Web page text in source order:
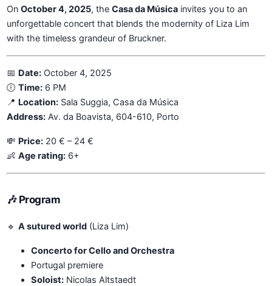
On October 4, 2025, the Casa da Música invites you to an
unforgettable concert that blends the modernity of Liza Lim
with the timeless grandeur of Bruckner.
📅 Date: October 4, 2025
🕕 Time: 6 PM
📍 Location: Sala Suggia, Casa da Música
Address: Av. da Boavista, 604-610, Porto
💸 Price: 20 € – 24 €
👶 Age rating: 6+
🎶 Program
🔹 A sutured world (Liza Lim)
Concerto for Cello and Orchestra
Portugal premiere
Soloist: Nicolas Altstaedt